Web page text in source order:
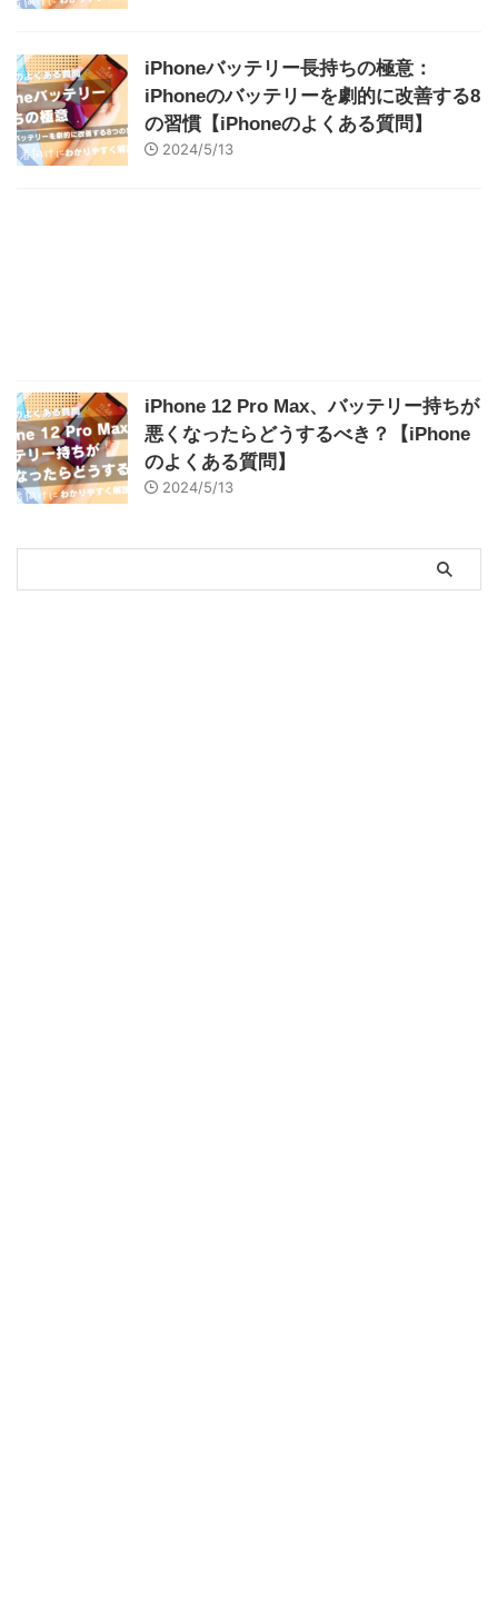
iPhoneバッテリー長持ちの極意：
iPhoneのバッテリーを劇的に改善する8
の習慣【iPhoneのよくある質問】
2024/5/13
iPhone 12 Pro Max、バッテリー持ちが
悪くなったらどうするべき？【iPhone
のよくある質問】
2024/5/13